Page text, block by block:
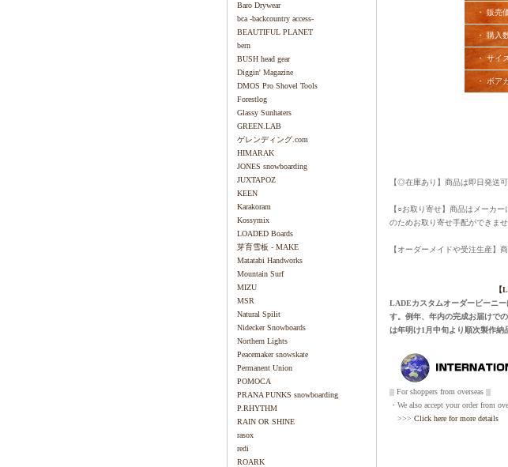
Baro Drywear
bca -backcountry access-
BEAUTIFUL PLANET
bern
BUSH head gear
Diggin' Magazine
DMOS Pro Shovel Tools
Forestlog
Glassy Sunhaters
GREEN.LAB
ゲレンディング.com
HIMARAK
JONES snowboarding
JUXTAPOZ
KEEN
Karakoram
Kossymix
LOADED Boards
芽育雪板 - MAKE
Matatabi Handworks
Mountain Surf
MIZU
MSR
Natural Spilit
Nidecker Snowboards
Northern Lights
Peacemaker snowskate
Permanent Union
POMOCA
PRANA PUNKS snowboarding
P.RHYTHM
RAIN OR SHINE
rasox
redi
ROARK
・ 販売
・ 購入
・ サイ
・ ボア
【◎在庫あり】商品は即日発送
【○お取り寄せ】商品はメーカ
のためお取り寄せ手配ができま
【オーダーメイドや受注生産】
【
LADEカスタムオーダービーニ
す。例年、年内の完成お届けで
は年明け1月中旬より順次製作納
||| For shoppers from overseas |||
・We also accept your order from
>>> Click here for more details